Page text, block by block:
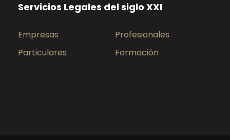
Servicios Legales del siglo XXI
Empresas
Profesionales
Particulares
Formación